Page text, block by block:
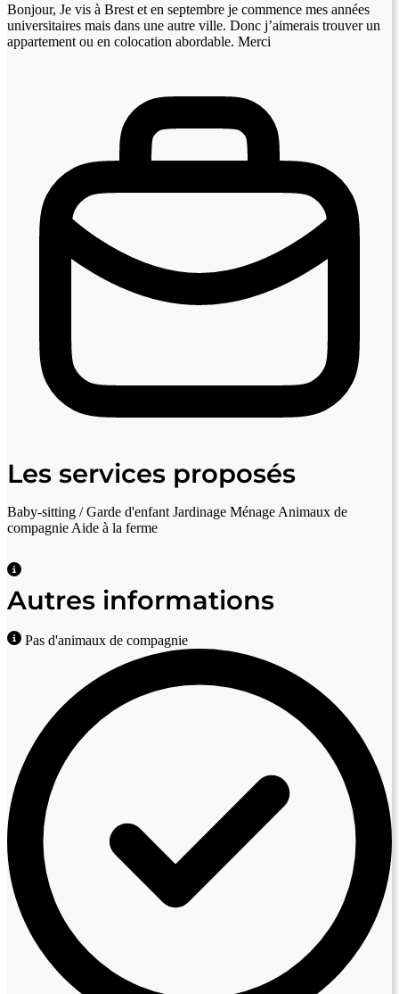
Bonjour, Je vis à Brest et en septembre je commence mes années
universitaires mais dans une autre ville. Donc j’aimerais trouver un
appartement ou en colocation abordable. Merci
Les services proposés
Baby-sitting / Garde d'enfant Jardinage Ménage Animaux de
compagnie Aide à la ferme
Autres informations
Pas d'animaux de compagnie